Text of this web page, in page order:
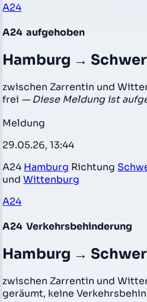
A24
A24 aufgehoben
Hamburg →
zwischen Zarrentin und
frei — Diese Meldung ist
Meldung
29.05.26, 13:44
A24 Hamburg Richtung
undWittenburg
A24
A24 Verkehrsbehinderung
Hamburg →
zwischen Zarrentin und
geräumt, keine